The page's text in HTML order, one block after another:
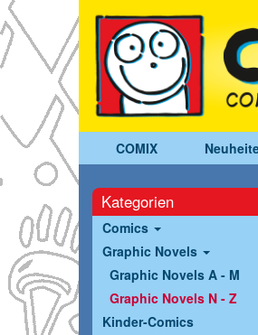
COMIX
Kategorien
Comics
Graphic Novels
Graphic Novels A - M
Graphic Novels N - Z
Kinder-Comics